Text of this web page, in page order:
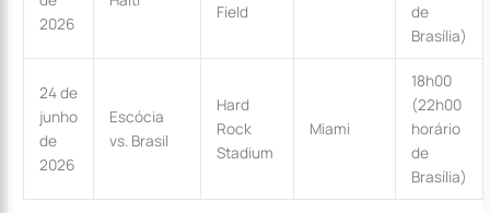
2026
Field
de
Brasília)
24 de
junho
de
2026
Escócia
vs. Brasil
Hard
Rock
Stadium
Miami
18h00
(22h00
horário
de
Brasília)